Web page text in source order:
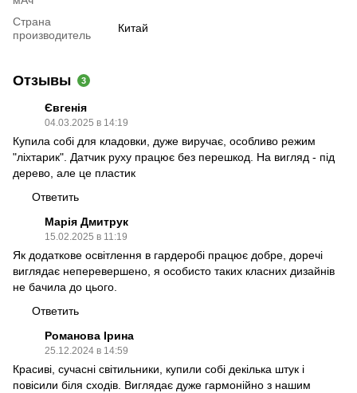
Страна
производитель
Китай
Отзывы 3
Євгенія
04.03.2025 в 14:19
Купила собі для кладовки, дуже виручає, особливо режим
"ліхтарик". Датчик руху працює без перешкод. На вигляд - під
дерево, але це пластик
Ответить
Марія Дмитрук
15.02.2025 в 11:19
Як додаткове освітлення в гардеробі працює добре, доречі
виглядає неперевершено, я особисто таких класних дизайнів
не бачила до цього.
Ответить
Романова Ірина
25.12.2024 в 14:59
Красиві, сучасні світильники, купили собі декілька штук і
повісили біля сходів. Виглядає дуже гармонійно з нашим